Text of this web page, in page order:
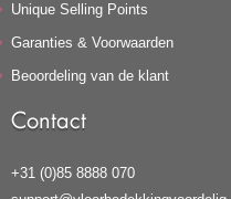
Unique Selling Points
Garanties & Voorwaarden
Beoordeling van de klant
Contact
+31 (0)85 8888 070